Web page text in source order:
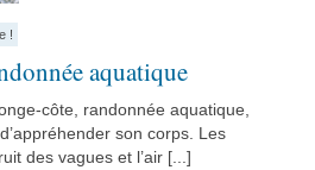
!
aquatique
côte, randonnée aquatique,
son corps. Les
des vagues et l’air [...]